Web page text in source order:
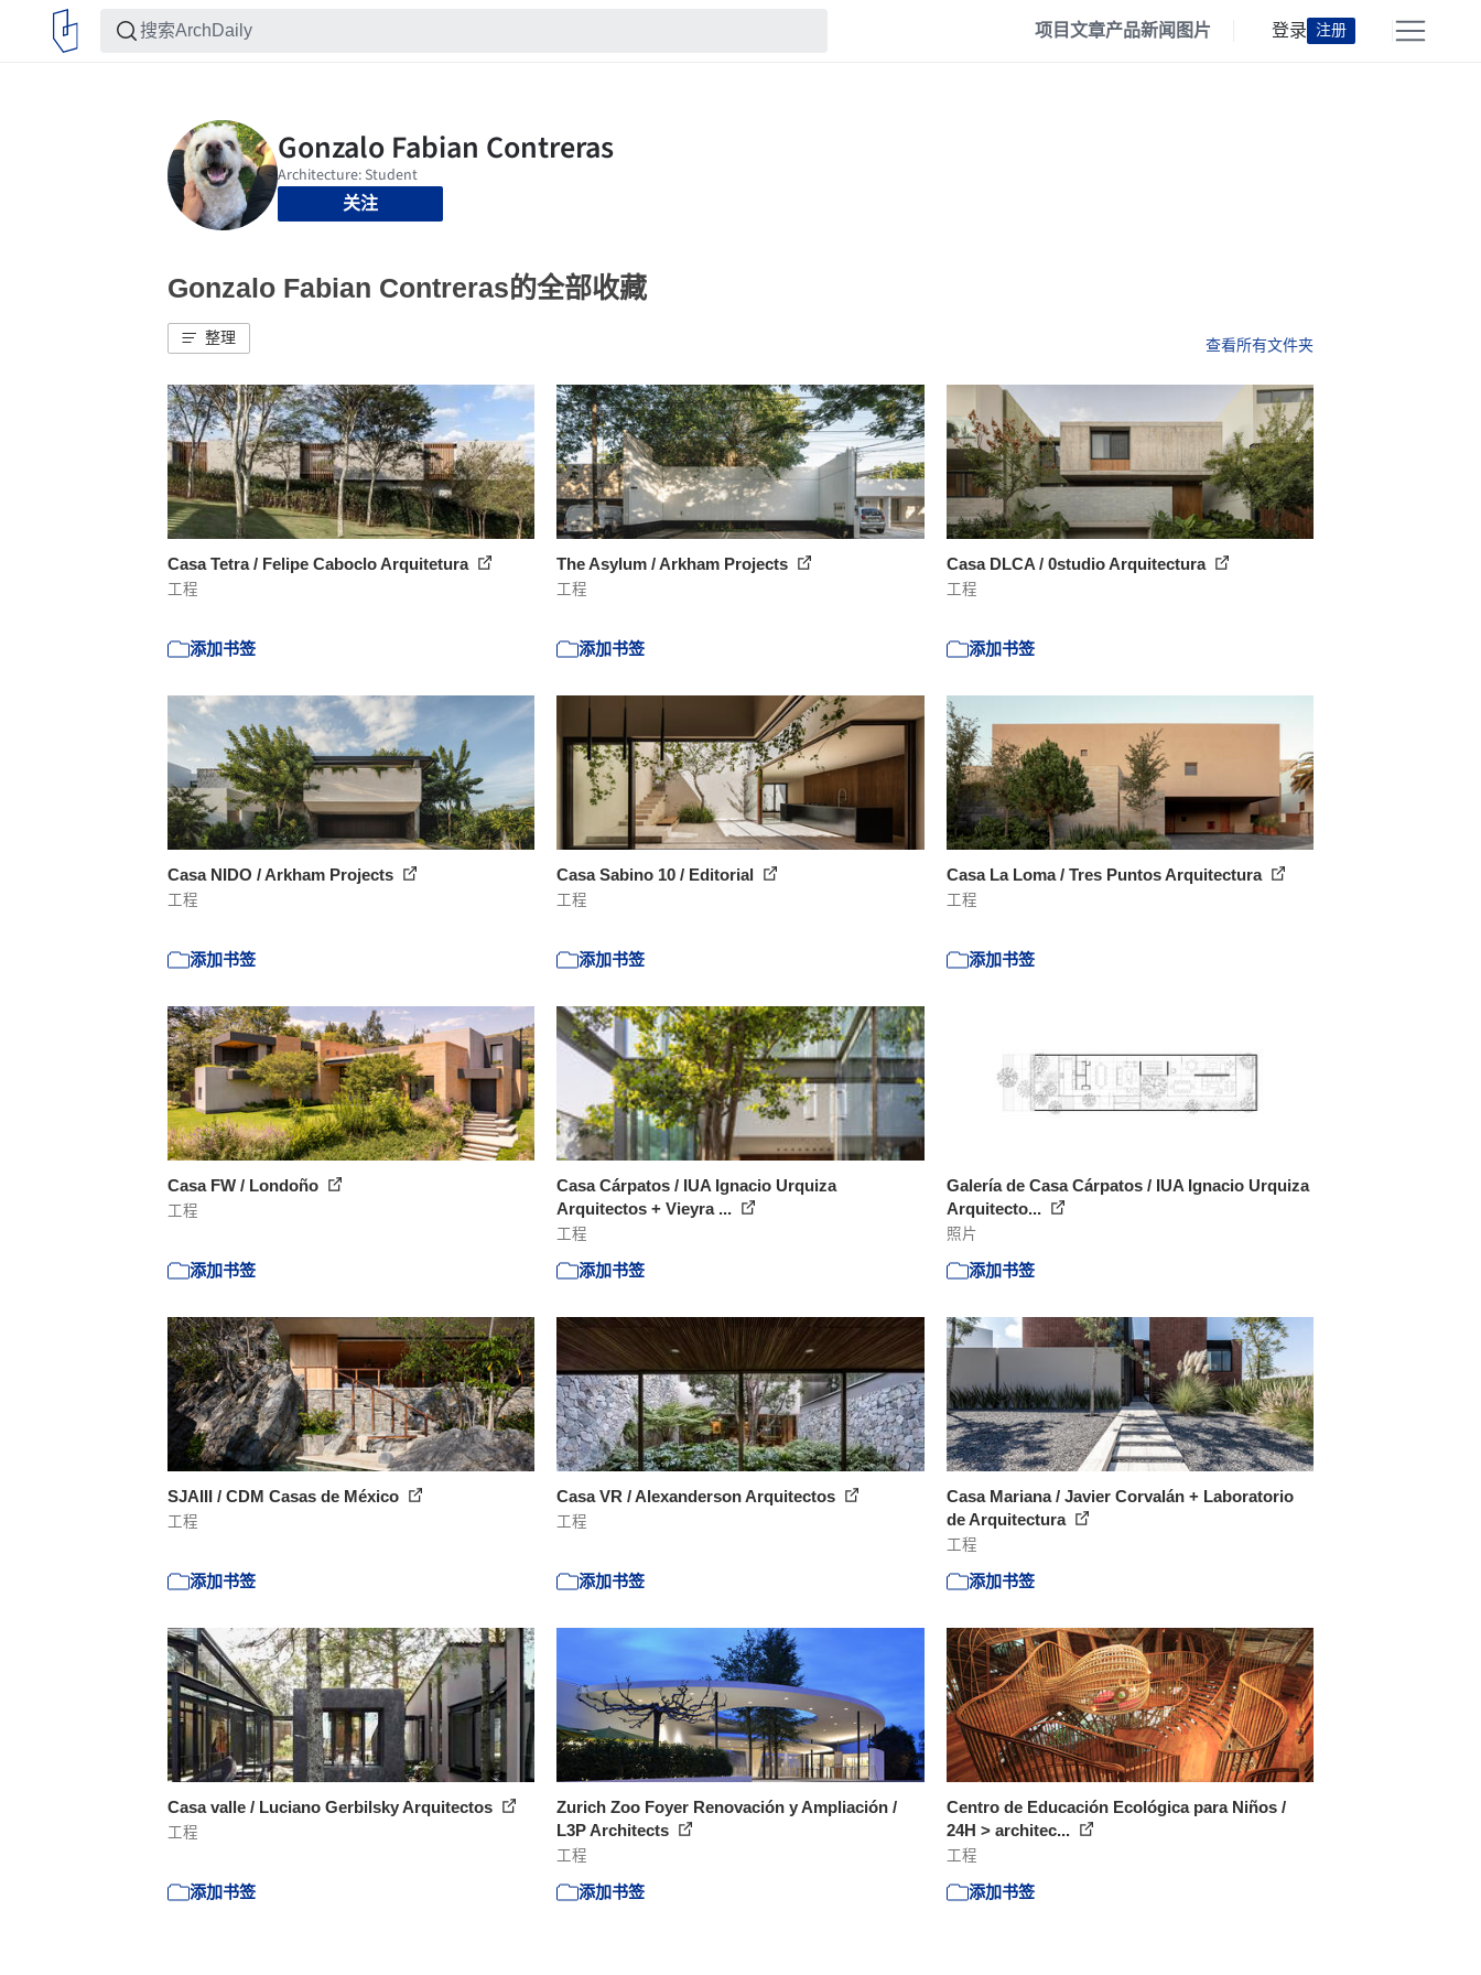
项目文章产品新闻 图片 登录 注册
关注
Gonzalo Fabian Contreras的全部收藏
整理 查看所有文件夹
Casa Tetra / Felipe Caboclo Arquitetura
工程
添加书签
The Asylum / Arkham Projects
工程
添加书签
Casa DLCA / 0studio Arquitectura
工程
添加书签
Casa NIDO / Arkham Projects
工程
添加书签
Casa Sabino 10 / Editorial
工程
添加书签
Casa La Loma / Tres Puntos Arquitectura
工程
添加书签
Casa FW / Londoño
工程
添加书签
Casa Cárpatos / IUA Ignacio Urquiza
Arquitectos + Vieyra ...
工程
添加书签
Galería de Casa Cárpatos / IUA Ignacio Urquiza
Arquitecto...
照片
添加书签
SJAIII / CDM Casas de México
工程
添加书签
Casa VR / Alexanderson Arquitectos
工程
添加书签
Casa Mariana / Javier Corvalán + Laboratorio
de Arquitectura
工程
添加书签
Casa valle / Luciano Gerbilsky Arquitectos
工程
添加书签
Zurich Zoo Foyer Renovación y Ampliación /
L3P Architects
工程
添加书签
Centro de Educación Ecológica para Niños /
24H > architec...
工程
添加书签